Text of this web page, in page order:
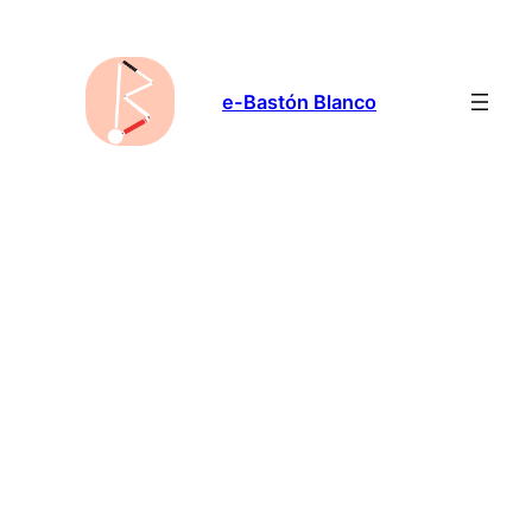
contenido
e-Bastón Blanco